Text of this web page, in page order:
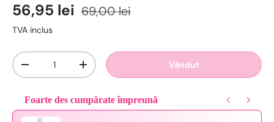
56,95 lei 69,00 lei
TVA inclus
Cantitate
-
+ Vândut
Foarte des cumpărate împreună
Use the Previous and Next buttons to navigate through product